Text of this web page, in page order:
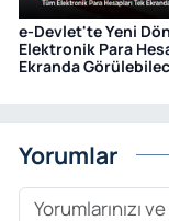
e-Devlet'te Yeni
Elektronik Para
Ekranda
Yorumlar